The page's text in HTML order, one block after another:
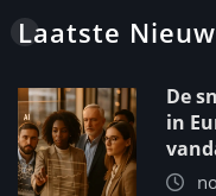
Laatste
De
in